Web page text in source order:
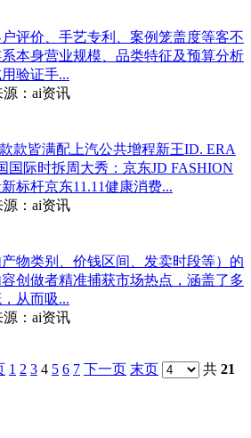
评价、手艺专利、案例笼盖度等客不
本身营业规模、品类特征及预算分析
验证手...
源：ai资讯
款皆满配上汽公共增程新王ID. ERA
国际时拆周大秀：京东JD FASHION
标杆京东11.11健康消费...
源：ai资讯
物类别、价钱区间、发卖时段等）的
创做者精准捕获市场热点，涵盖了多
从而吸...
源：ai资讯
1 2 3 4 5 6 7 下一页 末页 共 21